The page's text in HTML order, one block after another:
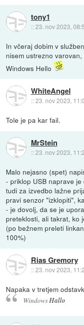
tony1
::23. nov 2023,
In včeraj dobim v
nisem ustrezno
Windows Hello
WhiteAngel
::23. nov 2023,
Tole je pa kar fail.
MrStein
::23. nov 2023,
Malo nejasno (spet)
- priklop USB naprave
tudi za izvedbo lažne
pravi senzor "izklopiti",
- je dovolj, da se je
preteklosti, ali takrat, ko
(po bežnem preleti
100%)
Rias Gremory
::23. nov 2023,
Napaka v tretjem
WindowsHallo